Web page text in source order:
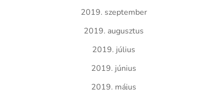
2019. szeptember
2019. augusztus
2019. július
2019. június
2019. május